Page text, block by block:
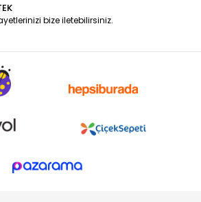
bize iletebilirsiniz.